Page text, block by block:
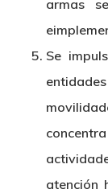
armas
Se
atención